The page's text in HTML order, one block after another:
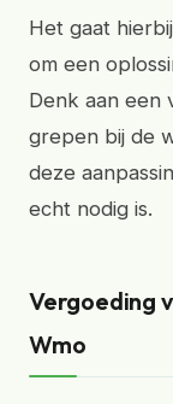
Het gaat
om een
Denk aan een
grepen bij de
deze
echt nodig is.
Vergoeding
Wmo